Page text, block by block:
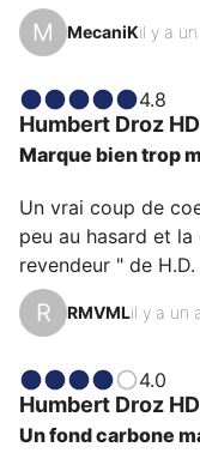
caoutchouc). Elle
la National
de l’heure. Sa
mais bien visible
efficace. La loupe
M MecaniKil y a
4.8
Humbert Droz
Marque bien trop
Un vrai coup de
peu au hasard et
revendeur " de
vraie histoire
depuis 3
suggère une
Ross. Comment ne
Rudy Meyer et
R RMVMLil y a un
4.0
Humbert Droz
Un fond carbone